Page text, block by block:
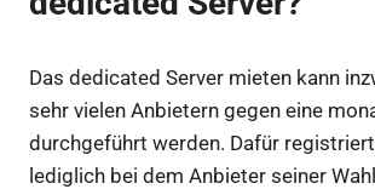
Das dedicated Server mieten kann
sehr vielen Anbietern gegen eine
durchgeführt werden. Dafür
lediglich bei dem Anbieter seiner